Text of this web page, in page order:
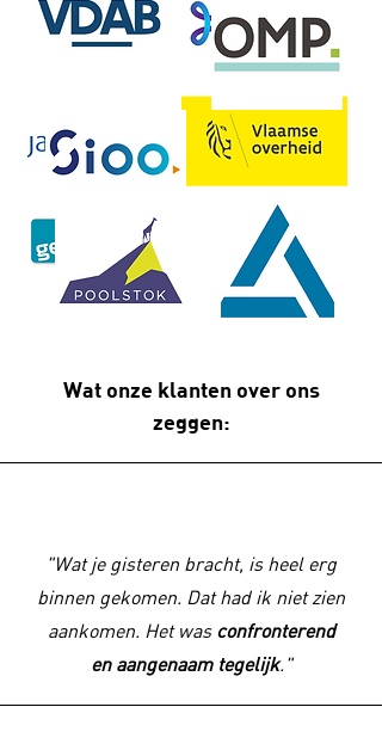
Wat onze klanten over ons
zeggen:
"Wat je gisteren bracht, is heel erg
binnen gekomen. Dat had ik niet zien
aankomen. Het was confronterend
en aangenaam tegelijk."